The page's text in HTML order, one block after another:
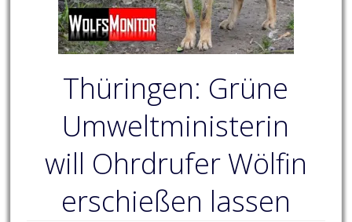
Thüringen: Grüne
Umweltministerin
will Ohrdrufer Wölfin
erschießen lassen